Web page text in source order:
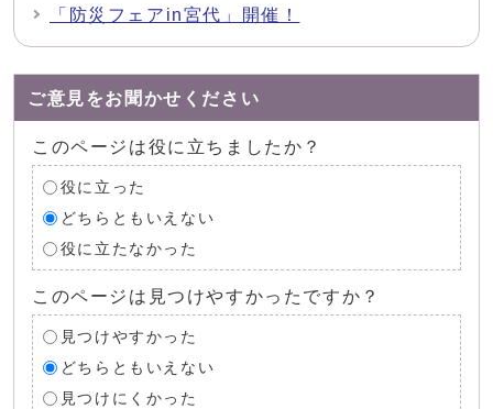
「防災フェアin宮代」開催！
ご意見をお聞かせください
このページは役に立ちましたか？
役に立った
どちらともいえない
役に立たなかった
このページは見つけやすかったですか？
見つけやすかった
どちらともいえない
見つけにくかった